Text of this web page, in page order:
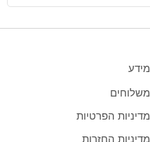
מידע
משלוחים
מדיניות הפרטיות
מדיניות החזרות